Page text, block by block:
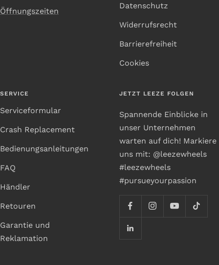
Öffnungszeiten
Datenschutz
Widerrufsrecht
Barrierefreiheit
Cookies
SERVICE
Serviceformular
Crash Replacement
Bedienungsanleitungen
FAQ
Händler
Retouren
Garantie und
Reklamation
JETZT LEEZE FOLGEN
Spannende Einblicke in
unser Unternehmen
warten auf dich! Markiere
uns mit: @leezewheels
#leezewheels
#pursueyourpassion